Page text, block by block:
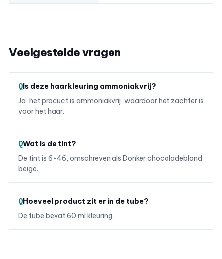
Veelgestelde vragen
Is deze haarkleuring ammoniakvrij?
Ja, het product is ammoniakvrij, waardoor het zachter is
voor het haar.
Wat is de tint?
De tint is 6-46, omschreven als Donker chocoladeblond
beige.
Hoeveel product zit er in de tube?
De tube bevat 60 ml kleuring.